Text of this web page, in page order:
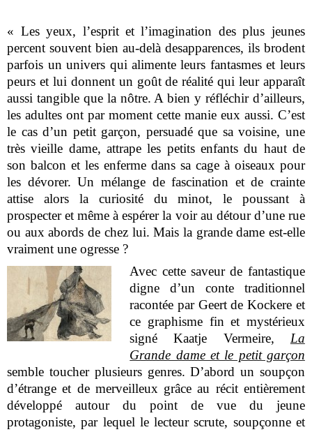
« Les yeux, l’esprit et l’imagination des plus jeunes
percent souvent bien au-delà desapparences, ils brodent
parfois un univers qui alimente leurs fantasmes et leurs
peurs et lui donnent un goût de réalité qui leur apparaît
aussi tangible que la nôtre. A bien y réfléchir d’ailleurs,
les adultes ont par moment cette manie eux aussi. C’est
le cas d’un petit garçon, persuadé que sa voisine, une
très vieille dame, attrape les petits enfants du haut de
son balcon et les enferme dans sa cage à oiseaux pour
les dévorer. Un mélange de fascination et de crainte
attise alors la curiosité du minot, le poussant à
prospecter et même à espérer la voir au détour d’une rue
ou aux abords de chez lui. Mais la grande dame est-elle
vraiment une ogresse ?
Avec cette saveur de fantastique
digne d’un conte traditionnel
racontée par Geert de Kockere et
ce graphisme fin et mystérieux
signé Kaatje Vermeire, La
Grande dame et le petit garçon
semble toucher plusieurs genres. D’abord un soupçon
d’étrange et de merveilleux grâce au récit entièrement
développé autour du point de vue du jeune
protagoniste, par lequel le lecteur scrute, soupçonne et